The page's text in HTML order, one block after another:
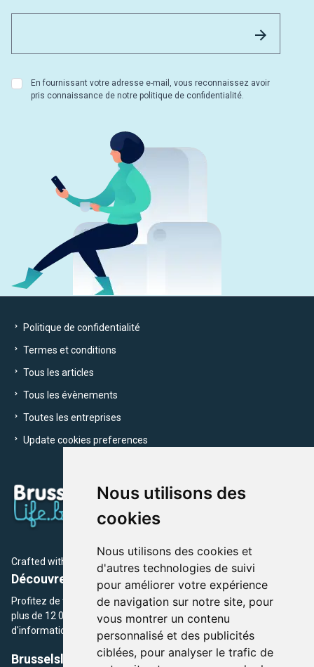
Nous utilisons des
cookies
Nous utilisons des cookies et
d'autres technologies de suivi
pour améliorer votre expérience
de navigation sur notre site, pour
vous montrer un contenu
personnalisé et des publicités
ciblées, pour analyser le trafic de
En fournissant votre adresse e-mail, vous reconnaissez avoir
pris connaissance de notre politique de confidentialité.
Politique de confidentialité
Termes et conditions
Tous les articles
Tous les évènements
Toutes les entreprises
Update cookies preferences
Crafted with by Brusselslife Team
Découvrez plus de 12 000 adresses et événements
Profitez de toutes les sections de BrusselsLife.be et découvrez
plus de 12 000 adresses et un grand choix d'événements,
d'informations et de conseils et astuces de notre écriture.
Brusselslife.be